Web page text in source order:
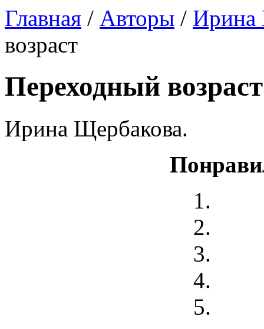
Главная / Авторы / Ирина
возраст
Переходный возраст
Ирина Щербакова.